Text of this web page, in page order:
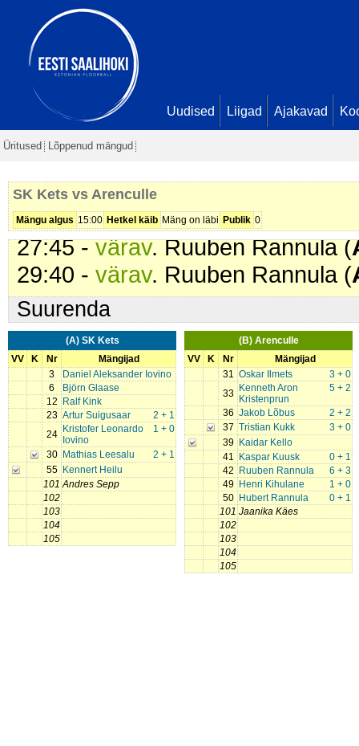
Uudised Liigad Ajakavad
Üritused Lõppenud mängud
SK Kets vs Arenculle
Mängu algus 15:00 Hetkel käib Mäng on läbi Publik 0
3 - 15
23:43 -värav
24:17 -värav
4 - 16
25:34 -värav. Oskar Ilmets (
26:22 -värav. Artur Suigusaar (
27:02 -värav. Kenneth Aron
27:45 -värav. Ruuben Rannula (
29:40 - värav. Ruuben Rannula (
Suurenda
(A) SK Kets
VV
K Nr
Mängijad
3
Daniel Aleksander Iovino
6
Björn Glaase
12
Ralf Kink
23
2 + 1
Artur Suigusaar
24
1 + 0
Kristofer Leonardo
Iovino
30
2 + 1
Mathias Leesalu
55
Kennert Heilu
101 Andres Sepp
102
103
104
105
(B) Arenculle
VV
K Nr
Mängijad
31
3 + 0
Oskar Ilmets
33
5 + 2
Kenneth Aron
Kristenprun
36
2 + 2
Jakob Lõbus
37
3 + 0
Tristian Kukk
39
Kaidar Kello
41
0 + 1
Kaspar Kuusk
42
6 + 3
Ruuben Rannula
49
1 + 0
Henri Kihulane
50
0 + 1
Hubert Rannula
101 Jaanika Käes
102
103
104
105